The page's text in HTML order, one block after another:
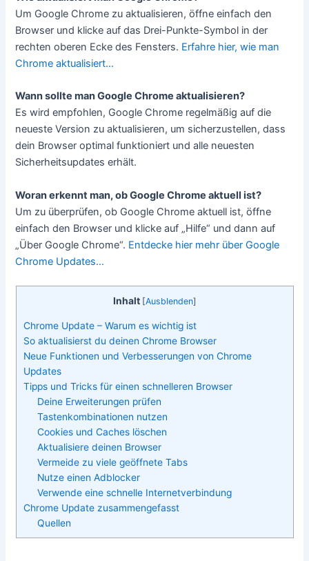
Um Google Chrome zu aktualisieren, öffne einfach den
Browser und klicke auf das Drei-Punkte-Symbol in der
rechten oberen Ecke des Fensters. Erfahre hier, wie man
Chrome aktualisiert…
Wann sollte man Google Chrome aktualisieren?
Es wird empfohlen, Google Chrome regelmäßig auf die
neueste Version zu aktualisieren, um sicherzustellen, dass
dein Browser optimal funktioniert und alle neuesten
Sicherheitsupdates erhält.
Woran erkennt man, ob Google Chrome aktuell ist?
Um zu überprüfen, ob Google Chrome aktuell ist, öffne
einfach den Browser und klicke auf „Hilfe“ und dann auf
„Über Google Chrome“. Entdecke hier mehr über Google
Chrome Updates…
Inhalt [Ausblenden]
Chrome Update – Warum es wichtig ist
So aktualisierst du deinen Chrome Browser
Neue Funktionen und Verbesserungen von Chrome
Updates
Tipps und Tricks für einen schnelleren Browser
Deine Erweiterungen prüfen
Tastenkombinationen nutzen
Cookies und Caches löschen
Aktualisiere deinen Browser
Vermeide zu viele geöffnete Tabs
Nutze einen Adblocker
Verwende eine schnelle Internetverbindung
Chrome Update zusammengefasst
Quellen